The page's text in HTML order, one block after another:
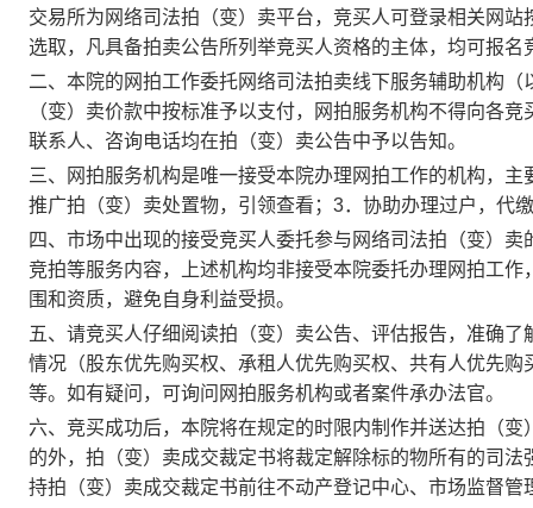
交易所为网络司法拍（变）卖平台，竞买人可登录相关网
选取，凡具备拍卖公告所列举竞买人资格的主体，均可报名
二、本院的网拍工作委托网络司法拍卖线下服务辅助机构（
（变）卖价款中按标准予以支付，网拍服务机构不得向各
联系人、咨询电话均在拍（变）卖公告中予以告知。
三、网拍服务机构是唯一接受本院办理网拍工作的机构，主
推广拍（变）卖处置物，引领查看；3．协助办理过户，代
四、市场中出现的接受竞买人委托参与网络司法拍（变）
竞拍等服务内容，上述机构均非接受本院委托办理网拍工
围和资质，避免自身利益受损。
五、请竞买人仔细阅读拍（变）卖公告、评估报告，准确
情况（股东优先购买权、承租人优先购买权、共有人优先
等。如有疑问，可询问网拍服务机构或者案件承办法官。
六、竞买成功后，本院将在规定的时限内制作并送达拍（
的外，拍（变）卖成交裁定书将裁定解除标的物所有的司
持拍（变）卖成交裁定书前往不动产登记中心、市场监督